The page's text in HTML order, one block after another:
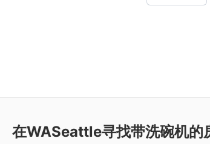
在WASeattle寻找带洗碗机的